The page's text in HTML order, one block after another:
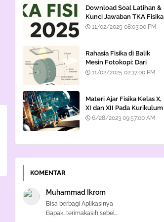
Download Soal Latihan &
Kunci Jawaban TKA Fisika
202511/02/2025 08:03:00 PM
Rahasia Fisika di Balik
Mesin Fotokopi: Dari
Cahaya hingga Listrik
11/02/2025 02:37:00 PM
Materi Ajar Fisika Kelas X,
XI dan XII Pada Kurikulum
Merdeka
6/28/2023 09:57:00 AM
KOMENTAR
Muhammad Ikrom
Bisa berbagi Aplikasinya
Bapak...terimakasih sebel...